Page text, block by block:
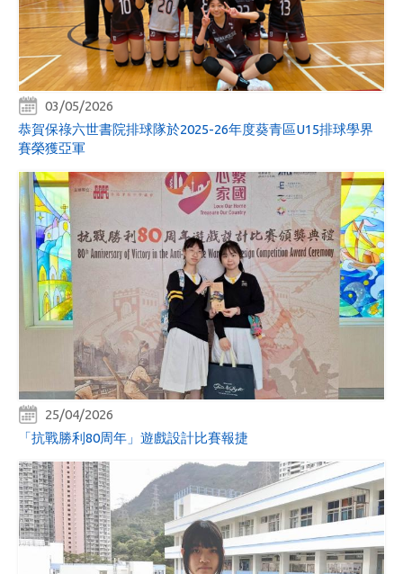
03/05/2026
恭賀保祿六世書院排球隊於2025-26年度葵青區U15排球學界
賽榮獲亞軍
25/04/2026
「抗戰勝利80周年」遊戲設計比賽報捷